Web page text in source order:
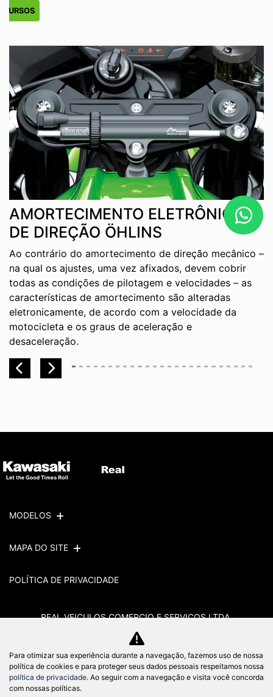
AMORTECIMENTO ELETRÔNICO
DE DIREÇÃO ÖHLINS
Ao contrário do amortecimento de direção mecânico –
na qual os ajustes, uma vez afixados, devem cobrir
todas as condições de pilotagem e velocidades – as
características de amortecimento são alteradas
eletronicamente, de acordo com a velocidade da
motocicleta e os graus de aceleração e
desaceleração.
Previous Next
MODELOS
MAPA DO SITE
REAL VEICULOS COMERCIO E SERVICOS LTDA
CNPJ: 63.614.223/0001-69
Para otimizar sua experiência durante a navegação, fazemos uso de nossa
política de cookies e para proteger seus dados pessoais respeitamos nossa
política de privacidade. Ao seguir com a navegação e visita você concorda
com nossas políticas.